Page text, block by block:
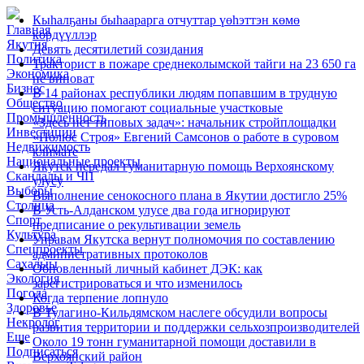
Главная
Якутия
Политика
Экономика
Бизнес
Общество
Промышленность
Инвестиции
Недвижимость
Национальные проекты
Скандалы и ЧП
Выборы
Столица
Спорт
Культура
Спецпроекты
Сахалыы
Экология
Погода
Здоровье
Некролог
Еще
Подписаться
Кыһалҕаны быһаарарга отчуттар үөһэттэн көмө
көрдүүллэр
Девять десятилетий созидания
Тракторист в пожаре среднеколымской тайги на 23 650 га
не виноват
В 14 районах республики людям попавшим в трудную
ситуацию помогают социальные участковые
«Здесь нет типовых задач»: начальник стройплощадки
«Полюс Строя» Евгений Самсонов о работе в суровом
климате
Якутск передал гуманитарную помощь Верхоянскому
улусу
Выполнение сенокосного плана в Якутии достигло 25%
В Усть-Алданском улусе два года игнорируют
предписание о рекультивации земель
Управам Якутска вернут полномочия по составлению
административных протоколов
Обновленный личный кабинет ДЭК: как
зарегистрироваться и что изменилось
Когда терпение лопнуло
В Тулагино-Кильдямском наслеге обсудили вопросы
развития территории и поддержки сельхозпроизводителей
Около 19 тонн гуманитарной помощи доставили в
Верхоянский район